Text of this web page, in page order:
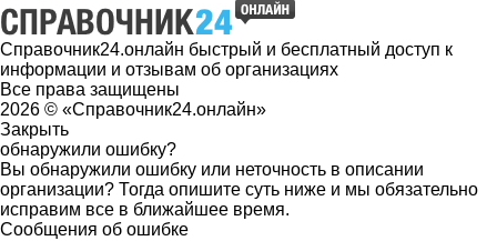
Справочник24.онлайн быстрый и бесплатный доступ к
информации и отзывам об организациях
Все права защищены
2026 © «Справочник24.онлайн»
Закрыть
обнаружили ошибку?
Вы обнаружили ошибку или неточность в описании
организации? Тогда опишите суть ниже и мы обязательно
исправим все в ближайшее время.
Сообщения об ошибке